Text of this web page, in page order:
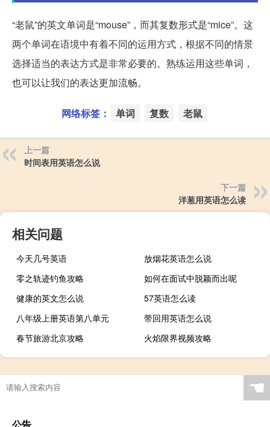
“老鼠”的英文单词是“mouse”，而其复数形式是“mice”。这
两个单词在语境中有着不同的运用方式，根据不同的情景
选择适当的表达方式是非常必要的。熟练运用这些单词，
也可以让我们的表达更加流畅。
网络标签： 单词 复数 老鼠
上一篇
时间表用英语怎么说
下一篇
洋葱用英语怎么读
相关问题
今天几号英语
放烟花英语怎么说
零之轨迹钓鱼攻略
如何在面试中脱颖而出呢
健康的英文怎么说
57英语怎么读
八年级上册英语第八单元
带回用英语怎么说
春节旅游北京攻略
火焰限界视频攻略
☚
公告